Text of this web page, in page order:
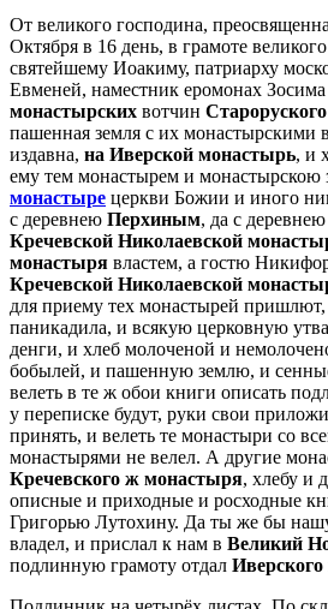
От великого господина,
Октября в 16 день, в грамоте
святейшему Иоакиму, патриарху
Евменей, наместник еромонах
монастырских вотчин Староруского
пашенная земля с их монастырскими
издавна, на Иверской монастырь, и
ему тем монастырем и монастырскою
монастыре церкви Божии и иного
с деревнею Перхиным, да с деревнею
Кречевской Николаевской
монастыря властем, а гостю
Кречевской Николаевской
для приему тех монастырей
паникадила, и всякую церковную
денги, и хлеб молоченой и
бобылей, и пашенную землю, и
велеть в те ж обои книги описать
у переписке будут, руки свои
принять, и велеть те монастыри со
монастырями не велел. А другие
Кречевского ж монастыря, хлебу и
описные и приходные и росходные
Григорью Лутохину. Да ты же бы
владел, и прислал к нам в Великий
подлинную грамоту отдал